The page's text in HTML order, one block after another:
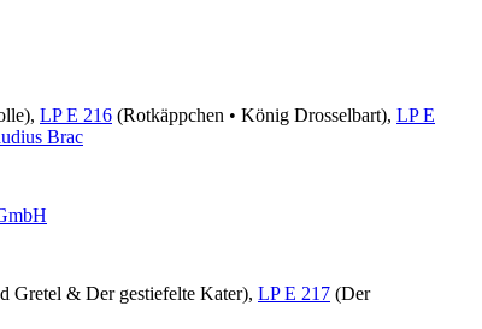
LP E 216 (Rotkäppchen • König Drosselbart), LP E
Brac
Gretel & Der gestiefelte Kater), LP E 217 (Der